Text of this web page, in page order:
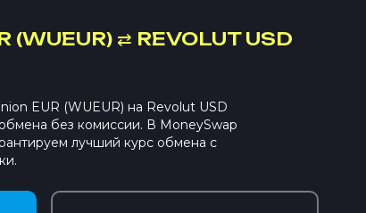
(WUEUR) ⇄ REVOLUT USD
EUR (WUEUR) на Revolut USD
без комиссии. В MoneySwap
лучший курс обмена с